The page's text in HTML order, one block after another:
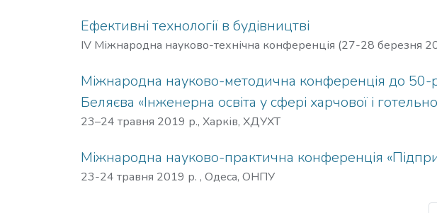
Ефективні технології в будівництві
IV Міжнародна науково-технічна конференція (27-28 березня
Міжнародна науково-методична конференція до 50-
Беляєва «Інженерна освіта у сфері харчової і
23–24 травня 2019 р., Харків, ХДУХТ
Міжнародна науково-практична конференція
23-24 травня 2019 р. , Одеса, ОНПУ